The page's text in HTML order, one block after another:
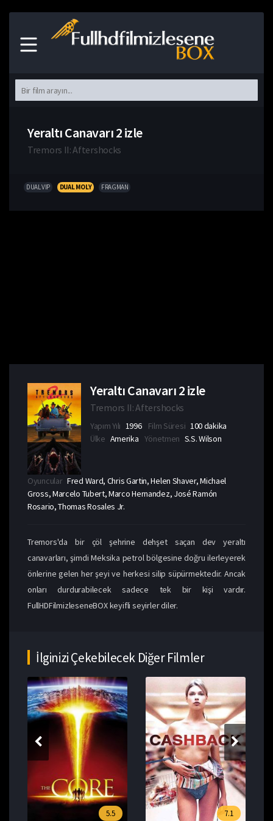
Yeraltı Canavarı 2 izle
Tremors II: Aftershocks
DUAL VIP DUAL MOLY FRAGMAN
Yeraltı Canavarı 2 izle
Tremors II: Aftershocks
Yapım Yılı 1996 Film Süresi 100 dakika
Ülke Amerika Yönetmen S.S. Wilson
Oyuncular Fred Ward, Chris Gartin, Helen Shaver, Michael
Gross, Marcelo Tubert, Marco Hernandez, José Ramón
Rosario, Thomas Rosales Jr.
Tremors'da bir çöl şehrine dehşet saçan dev yeraltı
canavarları, şimdi Meksika petrol bölgesine doğru ilerleyerek
önlerine gelen her şeyi ve herkesi silip süpürmektedir. Ancak
onları durdurabilecek sadece tek bir kişi vardır.
FullHDFilmizleseneBOX keyifli seyirler diler.
İlginizi Çekebilecek Diğer Filmler
5.5 7.1